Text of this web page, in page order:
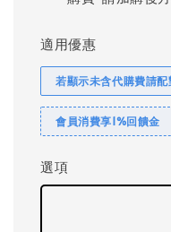
適用優惠
若顯示未含代購費請
會員消費享1%回饋金
選項